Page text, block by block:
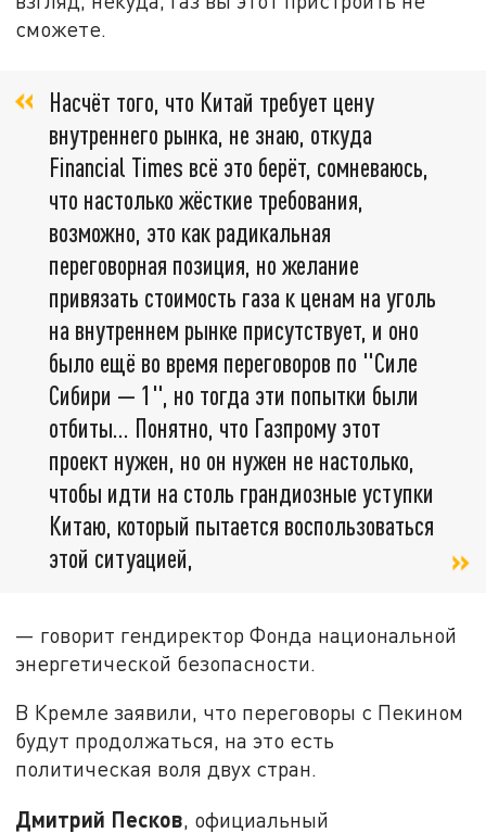
сможете.
Насчёт того, что Китай требует цену
внутреннего рынка, не знаю, откуда
Financial Times всё это берёт, сомневаюсь,
что настолько жёсткие требования,
возможно, это как радикальная
переговорная позиция, но желание
привязать стоимость газа к ценам на уголь
на внутреннем рынке присутствует, и оно
было ещё во время переговоров по "Силе
Сибири — 1", но тогда эти попытки были
отбиты… Понятно, что Газпрому этот
проект нужен, но он нужен не настолько,
чтобы идти на столь грандиозные уступки
Китаю, который пытается воспользоваться
этой ситуацией,
— говорит гендиректор Фонда национальной
энергетической безопасности.
В Кремле заявили, что переговоры с Пекином
будут продолжаться, на это есть
политическая воля двух стран.
Дмитрий Песков, официальный